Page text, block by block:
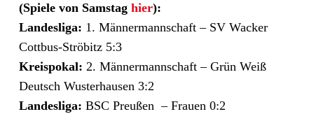
(Spiele von Samstag hier):
Landesliga: 1. Männermannschaft – SV Wacker
Cottbus-Ströbitz 5:3
Kreispokal: 2. Männermannschaft – Grün Weiß
Deutsch Wusterhausen 3:2
Landesliga: BSC Preußen – Frauen 0:2